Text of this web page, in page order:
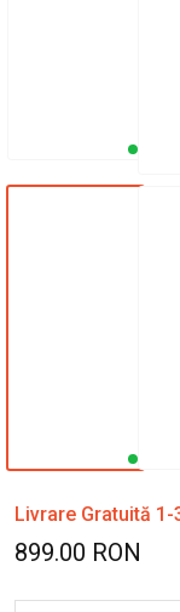
Livrare Gratuită
899.00 RON